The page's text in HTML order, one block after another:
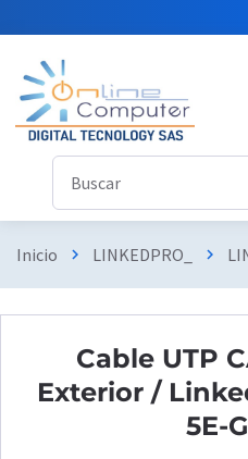
Inicio chevron_right LINKEDPRO_ chevron_right
Cable UTP
Exterior /
5E-